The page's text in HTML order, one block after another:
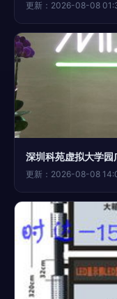
更新：2026-08-08
深圳科苑虚拟大学
更新：2026-08-08